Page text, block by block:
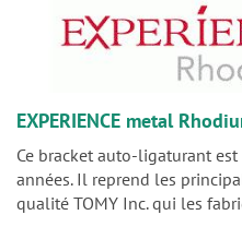
EXPERIENCE metal
Ce bracket auto-ligaturant
années. Il reprend les
qualité TOMY Inc. qui les